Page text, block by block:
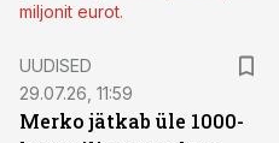
miljonit eurot.
UUDISED
29.07.26, 11:59
Merko jätkab üle 1000-